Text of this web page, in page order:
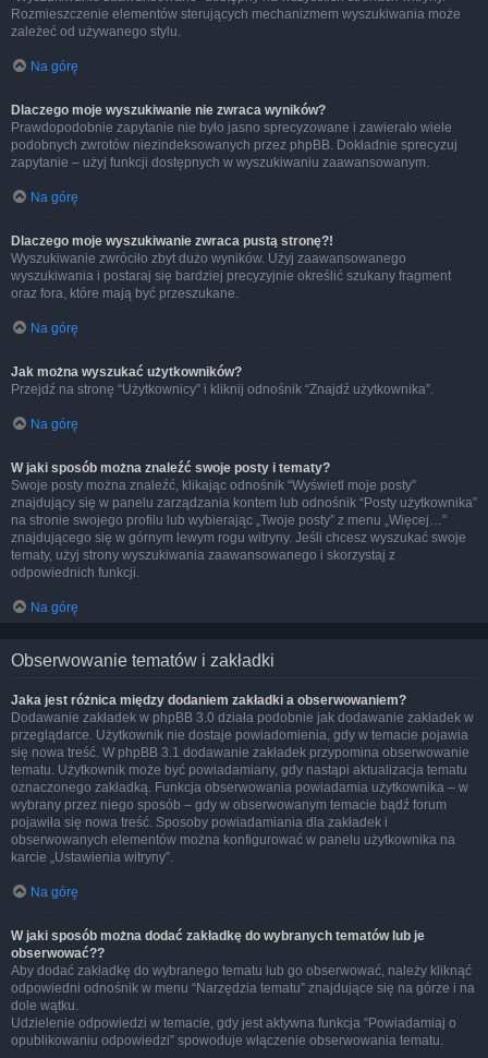
Rozmieszczenie elementów sterujących mechanizmem wyszukiwania może
zależeć od używanego stylu.
Na górę
Dlaczego moje wyszukiwanie nie zwraca wyników?
Prawdopodobnie zapytanie nie było jasno sprecyzowane i zawierało wiele
podobnych zwrotów niezindeksowanych przez phpBB. Dokładnie sprecyzuj
zapytanie – użyj funkcji dostępnych w wyszukiwaniu zaawansowanym.
Na górę
Dlaczego moje wyszukiwanie zwraca pustą stronę?!
Wyszukiwanie zwróciło zbyt dużo wyników. Użyj zaawansowanego
wyszukiwania i postaraj się bardziej precyzyjnie określić szukany fragment
oraz fora, które mają być przeszukane.
Na górę
Jak można wyszukać użytkowników?
Przejdź na stronę “Użytkownicy” i kliknij odnośnik “Znajdź użytkownika”.
Na górę
W jaki sposób można znaleźć swoje posty i tematy?
Swoje posty można znaleźć, klikając odnośnik “Wyświetl moje posty”
znajdujący się w panelu zarządzania kontem lub odnośnik “Posty użytkownika”
na stronie swojego profilu lub wybierając „Twoje posty” z menu „Więcej…”
znajdującego się w górnym lewym rogu witryny. Jeśli chcesz wyszukać swoje
tematy, użyj strony wyszukiwania zaawansowanego i skorzystaj z
odpowiednich funkcji.
Na górę
Obserwowanie tematów i zakładki
Jaka jest różnica między dodaniem zakładki a obserwowaniem?
Dodawanie zakładek w phpBB 3.0 działa podobnie jak dodawanie zakładek w
przeglądarce. Użytkownik nie dostaje powiadomienia, gdy w temacie pojawia
się nowa treść. W phpBB 3.1 dodawanie zakładek przypomina obserwowanie
tematu. Użytkownik może być powiadamiany, gdy nastąpi aktualizacja tematu
oznaczonego zakładką. Funkcja obserwowania powiadamia użytkownika – w
wybrany przez niego sposób – gdy w obserwowanym temacie bądź forum
pojawiła się nowa treść. Sposoby powiadamiania dla zakładek i
obserwowanych elementów można konfigurować w panelu użytkownika na
karcie „Ustawienia witryny”.
Na górę
W jaki sposób można dodać zakładkę do wybranych tematów lub je
obserwować??
Aby dodać zakładkę do wybranego tematu lub go obserwować, należy kliknąć
odpowiedni odnośnik w menu “Narzędzia tematu” znajdujące się na górze i na
dole wątku.
Udzielenie odpowiedzi w temacie, gdy jest aktywna funkcja “Powiadamiaj o
opublikowaniu odpowiedzi” spowoduje włączenie obserwowania tematu.